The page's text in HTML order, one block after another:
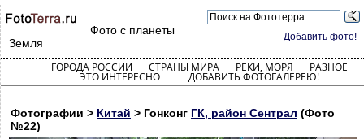
Добавить фото!
Фото с планеты
Земля
ГОРОДА РОССИИ СТРАНЫ МИРА РЕКИ, МОРЯ РАЗНОЕ
ЭТО ИНТЕРЕСНО ДОБАВИТЬ ФОТОГАЛЕРЕЮ!
Фотографии > Китай > Гонконг ГК, район Сентрал (Фото
№22)